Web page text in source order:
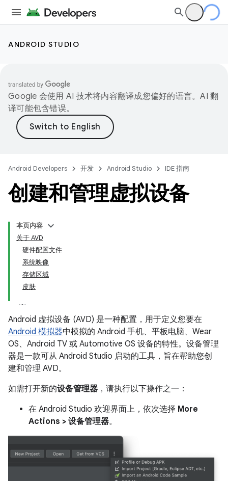
ANDROID STUDIO
Google 会使用 AI 技术将内容翻译成您偏好的语言。AI 翻
译可能包含错误。
Android Developers 开发 Android Studio IDE 指南
创建和管理虚拟设备
本页内容
关于 AVD
硬件配置文件
系统映像
存储区域
皮肤
Android 虚拟设备 (AVD) 是一种配置，用于定义您要在
Android 模拟器中模拟的 Android 手机、平板电脑、Wear
OS、Android TV 或 Automotive OS 设备的特性。设备管理
器是一款可从 Android Studio 启动的工具，旨在帮助您创
建和管理 AVD。
如需打开新的设备管理器 ，请执行以下操作之一：
在 Android Studio 欢迎界面上，依次选择 More
Actions > 设备管理器。